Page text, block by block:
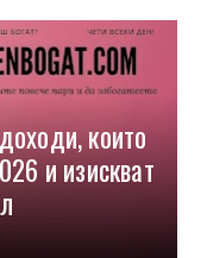
които
и изискват